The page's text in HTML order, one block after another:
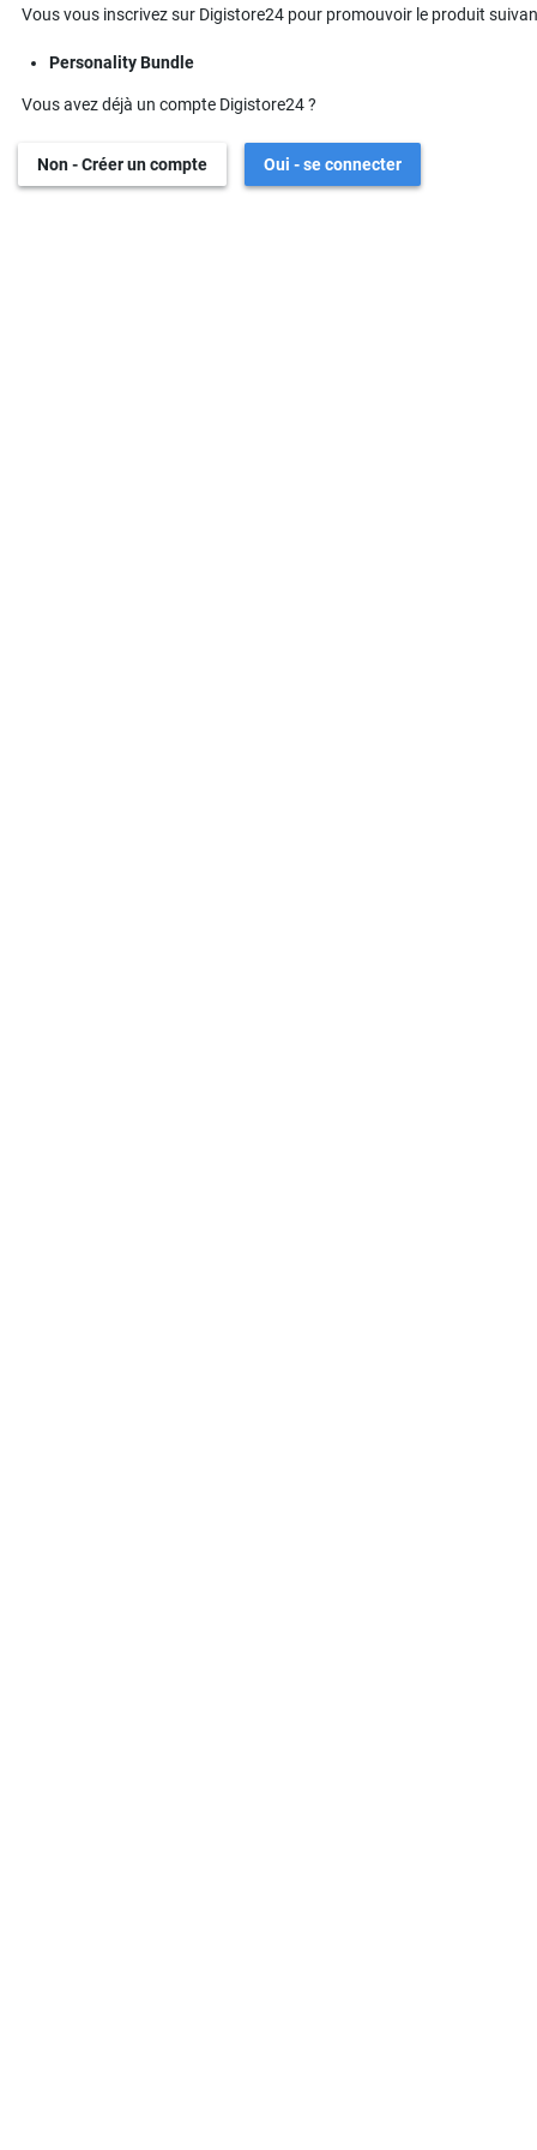
Vous vous inscrivez sur Digistore24 pour promouvoir le produit
Personality Bundle
Vous avez déjà un compte Digistore24 ?
Non - Créer un compte Oui - se connecter